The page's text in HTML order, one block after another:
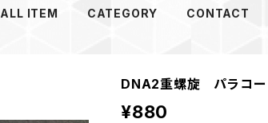
ALL ITEM CATEGORY CONTACT
DNA2重螺旋 パラコー
¥880